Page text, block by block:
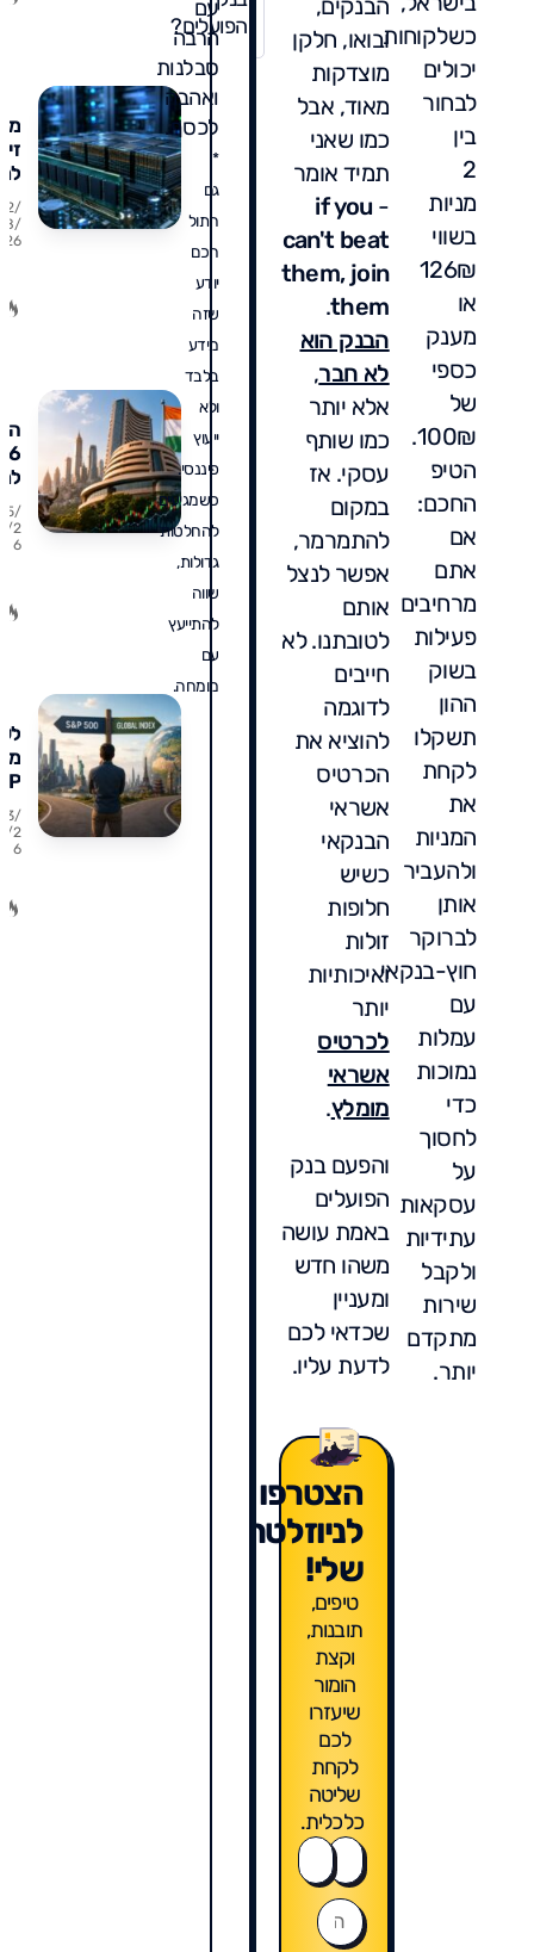
כשלקוחות
יכולים
לבחור
בין
2
מניות
בשווי
126₪
או
מענק
כספי
של
100₪.
הטיפ
החכם:
אם
אתם
מרחיבים
פעילות
בשוק
ההון
תשקלו
לקחת
את
המניות
ולהעביר
אותן
לברוקר
חוץ-בנקאי
עם
עמלות
נמוכות
כדי
לחסוך
על
עסקאות
עתידיות
ולקבל
שירות
מתקדם
יותר.
הבנקים,
ובואו, חלקן
מוצדקות
מאוד, אבל
כמו שאני
תמיד אומר
-
if you
can't beat
them, join
them
.
הבנק הוא
לא חבר,
אלא יותר
כמו שותף
עסקי. אז
במקום
להתמרמר,
אפשר לנצל
אותם
לטובתנו. לא
חייבים
לדוגמה
להוציא את
הכרטיס
אשראי
הבנקאי
כשיש
חלופות
זולות
ואיכותיות
יותר
לכרטיס
אשראי
מומלץ.
והפעם בנק
הפועלים
באמת עושה
משהו חדש
ומעניין
שכדאי לכם
לדעת עליו.
הצטרפו
לניוזלטר
שלי!
טיפים,
תובנות,
וקצת
הומור
שיעזרו
לכם
לקחת
שליטה
כלכלית.
הפועלים?
עם
הרבה
סבלנות
ואהבה
לכסף.
*
גם
חתול
חכם
יודע
שזה
מידע
בלבד
ולא
ייעוץ
פיננסי.
כשמגיעים
להחלטות
גדולות,
שווה
להתייעץ
עם
מומחה.
26
על
2
6
מ-
2
6